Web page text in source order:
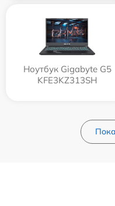
Ноутбук Gigabyte G5
KFE3KZ313SH